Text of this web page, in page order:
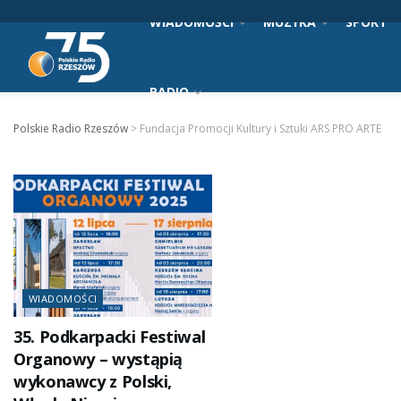
WIADOMOŚCI MUZYKA SPORT
RADIO
Polskie Radio Rzeszów > Fundacja Promocji Kultury i Sztuki ARS PRO ARTE
WIADOMOŚCI
35. Podkarpacki Festiwal
Organowy – wystąpią
wykonawcy z Polski,